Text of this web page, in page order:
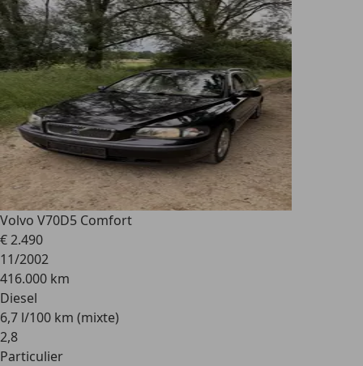
Volvo V70D5 Comfort
€ 2.490
11/2002
416.000 km
Diesel
6,7 l/100 km (mixte)
2,8
Particulier